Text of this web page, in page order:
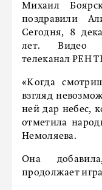
Михаил
поздравили
Сегодня, 8
лет. Видео
телеканал РЕН
«Когда
взгляд
ней дар небес,
отметила
Немоляева.
Она
продолжает